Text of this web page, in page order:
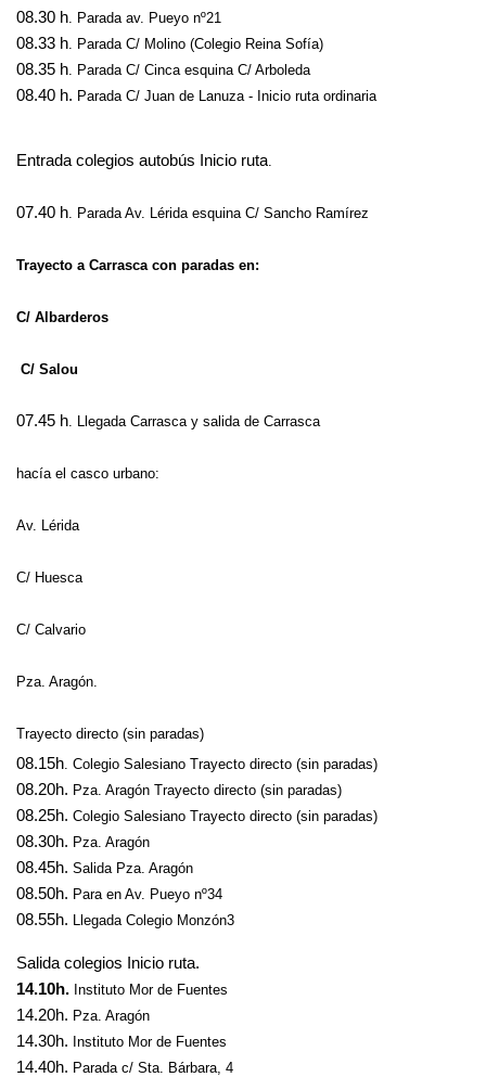
08.30 h . Parada av. Pueyo nº21
08.33 h . Parada C/ Molino (Colegio Reina Sofía)
08.35 h . Parada C/ Cinca esquina C/ Arboleda
08.40 h. Parada C/ Juan de Lanuza - Inicio ruta ordinaria
Entrada colegios autobús Inicio ruta
07.40 h . Parada Av. Lérida esquina C/ Sancho Ramírez
Trayecto a Carrasca con paradas en:
C/ Albarderos
C/ Salou
07.45 h . Llegada Carrasca y salida de Carrasca
hacía el casco urbano:
Av. Lérida
C/ Huesca
C/ Calvario
Pza. Aragón.
Trayecto directo (sin paradas)
08.15h . Colegio Salesiano Trayecto directo (sin paradas)
08.20h. Pza. Aragón Trayecto directo (sin paradas)
08.25h. Colegio Salesiano Trayecto directo (sin paradas)
08.30h. Pza. Aragón
08.45h. Salida Pza. Aragón
08.50h. Para en Av. Pueyo nº34
08.55h. Llegada Colegio Monzón3
Salida colegios Inicio ruta.
14.10h. Instituto Mor de Fuentes
14.20h. Pza. Aragón
14.30h. Instituto Mor de Fuentes
14.40h. Parada c/ Sta. Bárbara, 4